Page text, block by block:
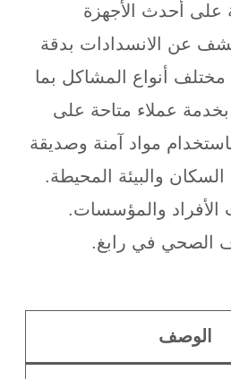
أحدث الأجهزة
عن الانسدادات بدقة
مختلف أنواع المشاكل بما
عملاء متاحة على
مواد آمنة وصديقة
والبيئة المحيطة.
الأفراد والمؤسسات.
الصحي في رابغ.
الوصف